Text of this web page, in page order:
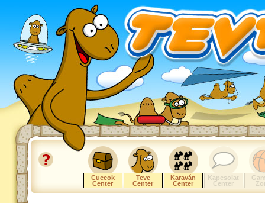
Cuccok
Center
Teve
Center
Karaván
Center
Kapcsolat
Center